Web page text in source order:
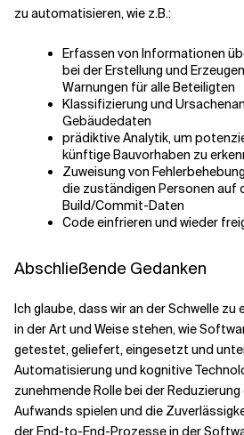
zu automatisieren, wie z.B.:
Erfassen von Informationen
bei der Erstellung und
Warnungen für alle Beteiligten
Klassifizierung und
Gebäudedaten
prädiktive Analytik, um
künftige Bauvorhaben zu
Zuweisung von
die zuständigen Personen auf
Build/Commit-Daten
Code einfrieren und wieder
Abschließende Gedanken
Ich glaube, dass wir an der Schwelle zu
in der Art und Weise stehen, wie
getestet, geliefert, eingesetzt und
Automatisierung und kognitive
zunehmende Rolle bei der
Aufwands spielen und die
der End-to-End-Prozesse in der